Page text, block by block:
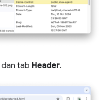
dan tab Header.